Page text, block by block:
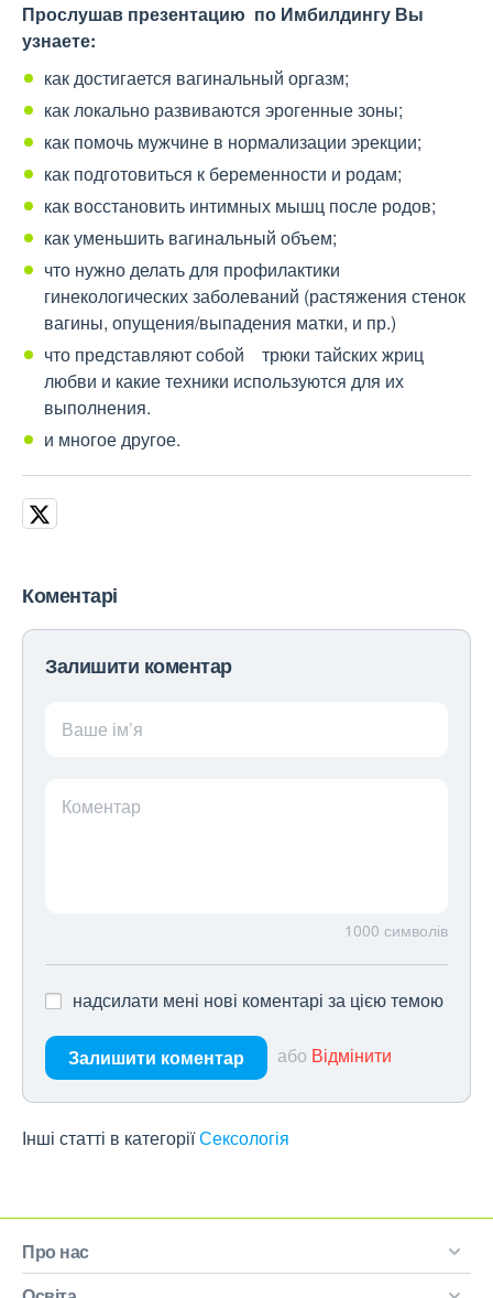
Прослушав презентацию по Имбилдингу Вы
узнаете:
как достигается вагинальный оргазм;
как локально развиваются эрогенные зоны;
как помочь мужчине в нормализации эрекции;
как подготовиться к беременности и родам;
как восстановить интимных мышц после родов;
как уменьшить вагинальный объем;
что нужно делать для профилактики
гинекологических заболеваний (растяжения стенок
вагины, опущения/выпадения матки, и пр.)
что представляют собой трюки тайских жриц
любви и какие техники используются для их
выполнения.
и многое другое.
Коментарі
Залишити коментар
Ваше ім’я
Коментар
1000 символів
надсилати мені нові коментарі за цією темою
Залишити коментар або Відмінити
Інші статті в категоріїСексологія
Про нас